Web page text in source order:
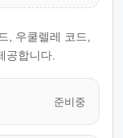
, 우쿨렐레 코드,
공합니다.
준비중